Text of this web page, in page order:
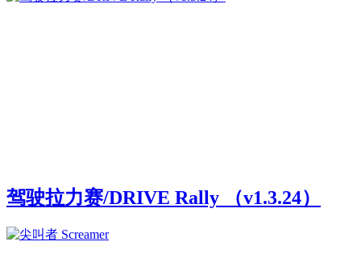
驾驶拉力赛/DRIVE Rally （v1.3.24）